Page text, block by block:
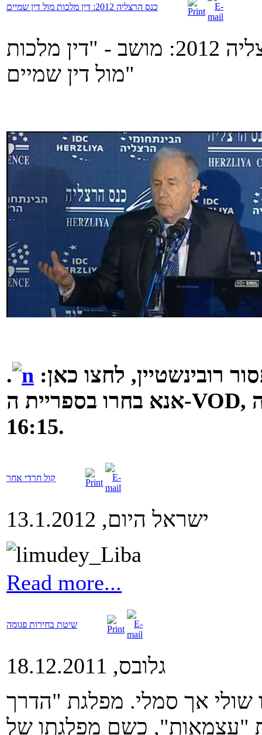
כנס הרצליה 2012: דין מלכות מול דין שמיים
פרופ' אמנון רובינשטיין בכנס הרצליה 2012: מושב - "דין מלכות
מול דין שמיים"
רובינשטיין, לחצו כאן:
.
אנא בחרו בספריית ה-VOD, תאריך ה-2.2.2012, המושב בשעה
16:15.
קול חרדי אחר
ישראל היום, 13.1.2012
Read more...
שיטת בחירות פגומה
גלובס, 18.12.2011
אך סמלי. מפלגת "הדרך
"עצמאות", כשם מפלגתו של